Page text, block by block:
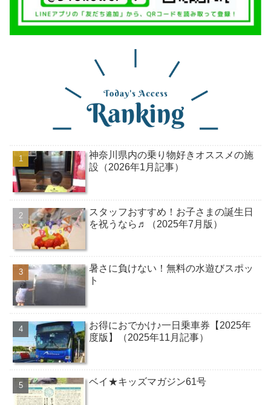
神奈川県内の乗り物好きオススメの施
設（2026年1月記事）
スタッフおすすめ！お子さまの誕生日
を祝うなら♬（2025年7月版）
暑さに負けない！無料の水遊びスポッ
ト
お得におでかけ♪一日乗車券【2025年
度版】（2025年11月記事）
ベイ★キッズマガジン61号